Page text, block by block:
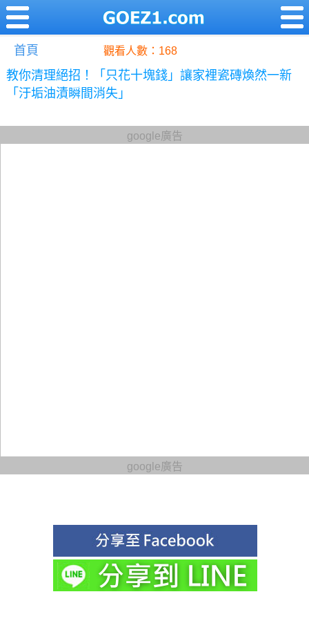
首頁 觀看人數：168
教你清理絕招！「只花十塊錢」讓家裡瓷磚煥然一新
「汙垢油漬瞬間消失」
google廣告
google廣告